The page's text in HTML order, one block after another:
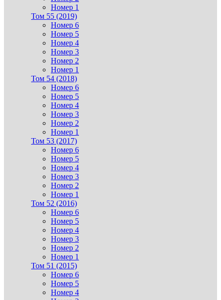
Номер 1
Том 55 (2019)
Номер 6
Номер 5
Номер 4
Номер 3
Номер 2
Номер 1
Том 54 (2018)
Номер 6
Номер 5
Номер 4
Номер 3
Номер 2
Номер 1
Том 53 (2017)
Номер 6
Номер 5
Номер 4
Номер 3
Номер 2
Номер 1
Том 52 (2016)
Номер 6
Номер 5
Номер 4
Номер 3
Номер 2
Номер 1
Том 51 (2015)
Номер 6
Номер 5
Номер 4